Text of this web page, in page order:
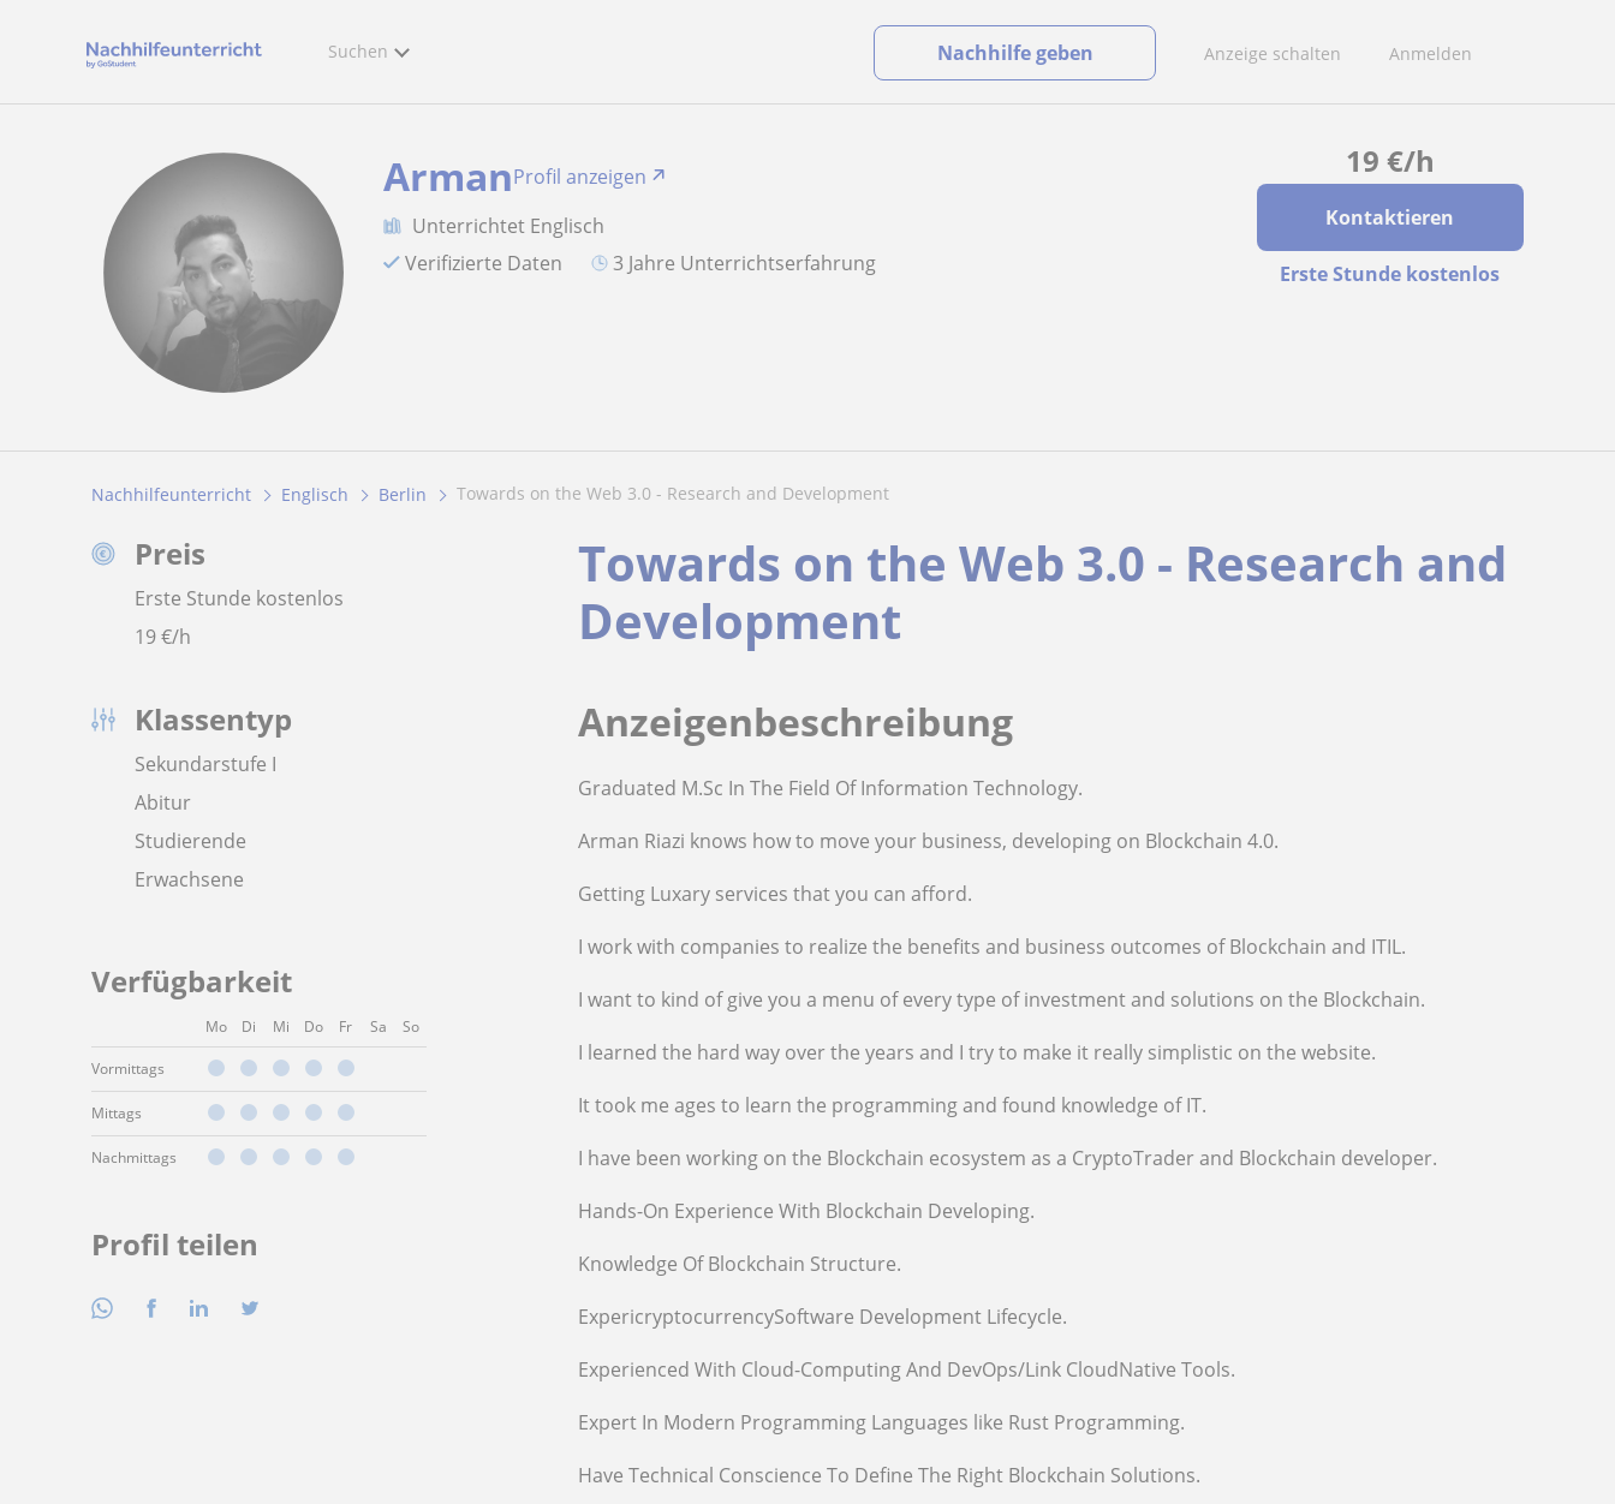
Suchen Anzeige schalten Anmelden
Nachhilfe geben
19 €/h
Kontaktieren
Erste Stunde kostenlos
ArmanProfil anzeigen
Unterrichtet Englisch
Verifizierte Daten
3 Jahre Unterrichtserfahrung
Nachhilfeunterricht Englisch Berlin Towards on the Web 3.0 - Research and Development
Preis
Erste Stunde kostenlos
19€/h
Klassentyp
Sekundarstufe I
Abitur
Studierende
Erwachsene
Verfügbarkeit
Mo Di Mi Do Fr Sa So
Vormittags
Mittags
Nachmittags
Profil teilen
Towards on the Web 3.0 - Research and
Development
Anzeigenbeschreibung
Graduated M.Sc In The Field Of Information Technology.
Arman Riazi knows how to move your business, developing on Blockchain 4.0.
Getting Luxary services that you can afford.
I work with companies to realize the benefits and business outcomes of Blockchain and ITIL.
I want to kind of give you a menu of every type of investment and solutions on the Blockchain.
I learned the hard way over the years and I try to make it really simplistic on the website.
It took me ages to learn the programming and found knowledge of IT.
I have been working on the Blockchain ecosystem as a CryptoTrader and Blockchain developer.
Hands-On Experience With Blockchain Developing.
Knowledge Of Blockchain Structure.
ExpericryptocurrencySoftware Development Lifecycle.
Experienced With Cloud-Computing And DevOps/Link CloudNative Tools.
Expert In Modern Programming Languages like Rust Programming.
Have Technical Conscience To Define The Right Blockchain Solutions.